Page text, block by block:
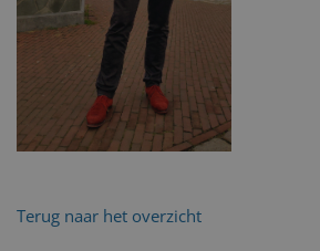
Terug naar het overzicht